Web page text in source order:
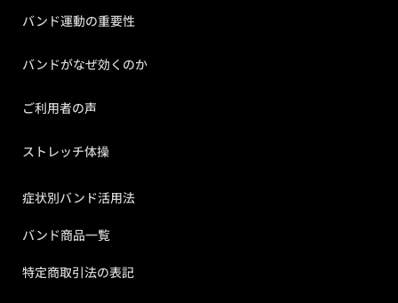
バンド運動の重要性
バンドがなぜ効くのか
ご利用者の声
ストレッチ体操
症状別バンド活用法
バンド商品一覧
特定商取引法の表記